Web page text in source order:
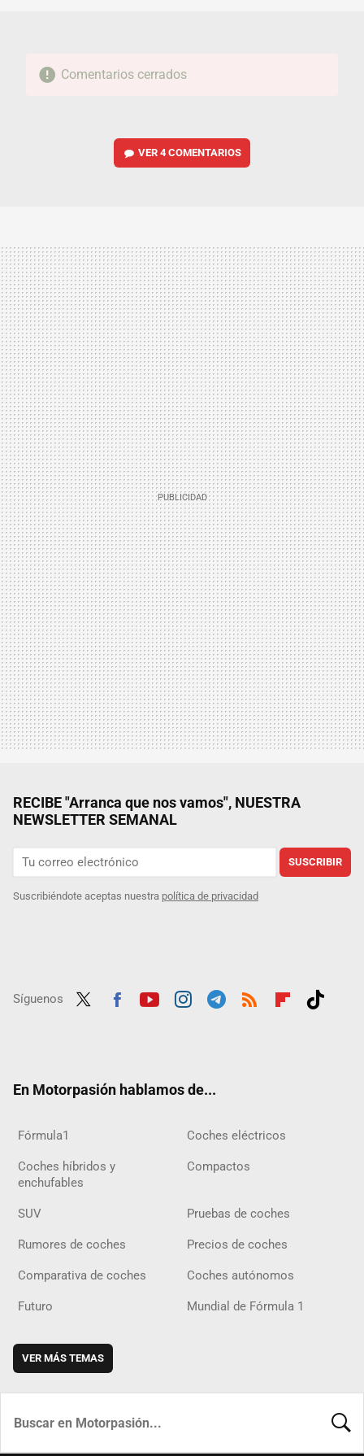
Comentarios cerrados
VER4 COMENTARIOS
RECIBE "Arranca que nos vamos", NUESTRA
NEWSLETTER SEMANAL
SUSCRIBIR
Suscribiéndote aceptas nuestra política de privacidad
Síguenos
En Motorpasión hablamos de...
Fórmula1 Coches eléctricos
Coches híbridos y
enchufables
Compactos
SUV Pruebas de coches
Rumores de coches Precios de coches
Comparativa de coches Coches autónomos
Futuro Mundial de Fórmula 1
VER MÁS TEMAS